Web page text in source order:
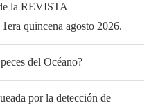
la REVISTA
quincena agosto 2026.
del Océano?
por la detección de